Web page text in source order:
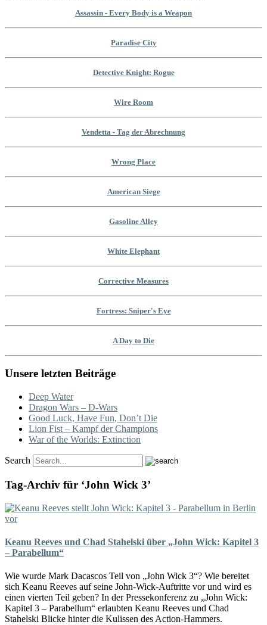
Assassin - Every Body is a Weapon
Paradise City
Detective Knight: Rogue
Wire Room
Vendetta - Tag der Abrechnung
Wrong Place
American Siege
Gasoline Alley
White Elephant
Corrective Measures
Fortress: Sniper's Eye
A Day to Die
Unsere letzten Beiträge
Deep Water
Dragon Wars – D-Wars
Good Luck, Have Fun, Don’t Die
Lion Fist – Kampf der Champions
War of the Worlds: Extinction
Search
Tag-Archiv für ‘John Wick 3’
Keanu Reeves und Chad Stahelski über „John Wick: Kapitel 3
– Parabellum“
Wie wurde Mark Dacascos Teil von „John Wick 3“? Wie bereitet
sich Keanu Reeves auf seine John-Wick-Auftritte vor und wird es
einen vierten Teil geben? In der Pressekonferenz zu „John Wick:
Kapitel 3 – Parabellum“ erlaubten Keanu Reeves und Chad
Stahelski Blicke hinter die Kulissen des Action-Hammers.